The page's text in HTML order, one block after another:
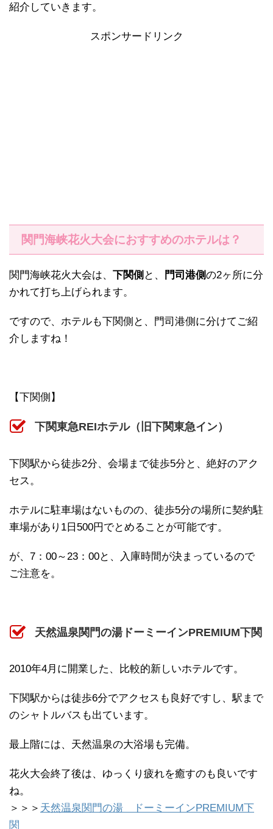
紹介していきます。
スポンサードリンク
関門海峡花火大会におすすめのホテルは？
関門海峡花火大会は、 下関側 と、 門司港側の2ヶ所に分
かれて打ち上げられます。
ですので、ホテルも下関側と、門司港側に分けてご紹
介しますね！
【下関側】
下関東急REIホテル（旧下関東急イン）
下関駅から徒歩2分、会場まで徒歩5分と、絶好のアク
セス。
ホテルに駐車場はないものの、徒歩5分の場所に契約駐
車場があり1日500円でとめることが可能です。
が、7：00～23：00と、入庫時間が決まっているので
ご注意を。
天然温泉関門の湯ドーミーインPREMIUM下関
2010年4月に開業した、比較的新しいホテルです。
下関駅からは徒歩6分でアクセスも良好ですし、駅まで
のシャトルバスも出ています。
最上階には、天然温泉の大浴場も完備。
花火大会終了後は、ゆっくり疲れを癒すのも良いです
ね。
＞＞＞ 天然温泉関門の湯 ドーミーインPREMIUM下
関